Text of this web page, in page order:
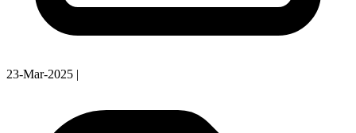
23-Mar-2025 |